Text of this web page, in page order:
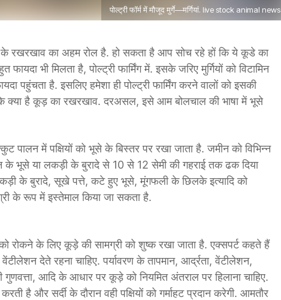
पोल्ट्री फॉर्म में मौजूद मुर्गे—मर्गियां. live stock animal news
के रखरखाव का अहम रोल है. हो सकता है आप सोच रहे हों कि ये कूडे का
भी मिलता है, पोल्ट्री ​फार्मिंग में. इसके जरिए मुर्गियों को विटामिन
पहुंचता है. इसलिए हमेशा ही पोल्ट्री फार्मिंग करने वालों को इसकी
क्या है कूड़ का रखरखाव. दरअसल, इसे आम बोलचाल की भाषा में भूसे
पालन में पक्षियों को भूसे के बिस्तर पर रखा जाता है. जमीन को विभिन्न
के भूसे या लकड़ी के बुरादे से 10 से 12 सेमी की गहराई तक ढक दिया
के बुरादे, सूखे पत्ते, कटे हुए भूसे, मूंगफली के छिलके इत्यादि को
के रूप में इस्तेमाल किया जा सकता है.
को रोकने के लिए कूड़े की सामग्री को शुष्क रखा जाता है. एक्सपर्ट कहते हैं
वेंटीलेशन देते रहना चाहिए. पर्यावरण के तापमान, आर्द्रता, वेंटीलेशन,
गुणवत्ता, आदि के आधार पर कूड़े को नियमित अंतराल पर हिलाना चाहिए.
है और सर्दी के दौरान वही पक्षियों को गर्माहट प्रदान करेगी. आमतौर